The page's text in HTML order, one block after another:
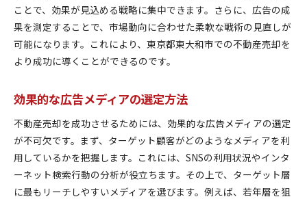
売上増加を狙う広告施策の実例
広告を通じた顧客リテンションの強化
費用対効果を重視した広告運用のポイント
収益性を高めるための広告効果検証
ターゲット市場の拡大に向けた広告戦略
不動産市場の変化に対応する最新の広告戦術解説
市場の変化に柔軟に対応する広告アプローチ
技術革新を取り入れた広告の新手法
迅速な市場分析による広告調整の重要性
ことで、効果が見込める戦略に集中できます。さらに、広告の成
果を測定することで、市場動向に合わせた柔軟な戦術の見直しが
可能になります。これにより、東京都東大和市での不動産売却を
より成功に導くことができるのです。
効果的な広告メディアの選定方法
不動産売却を成功させるためには、効果的な広告メディアの選定
が不可欠です。まず、ターゲット顧客がどのようなメディアを利
用しているかを把握します。これには、SNSの利用状況やインタ
ーネット検索行動の分析が役立ちます。その上で、ターゲット層
に最もリーチしやすいメディアを選びます。例えば、若年層を狙